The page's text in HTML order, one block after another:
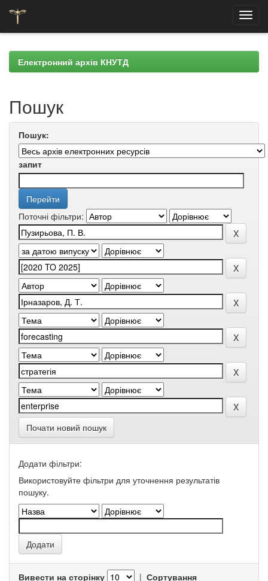
navigationЕлектронний архів КНУТД
Пошук
Пошук:
запит
Поточні фільтри:
Почати новий пошук
Додати фільтри:
Використовуйте фільтри для уточнення результатів
пошуку.
Вивести на сторінку | Сортування